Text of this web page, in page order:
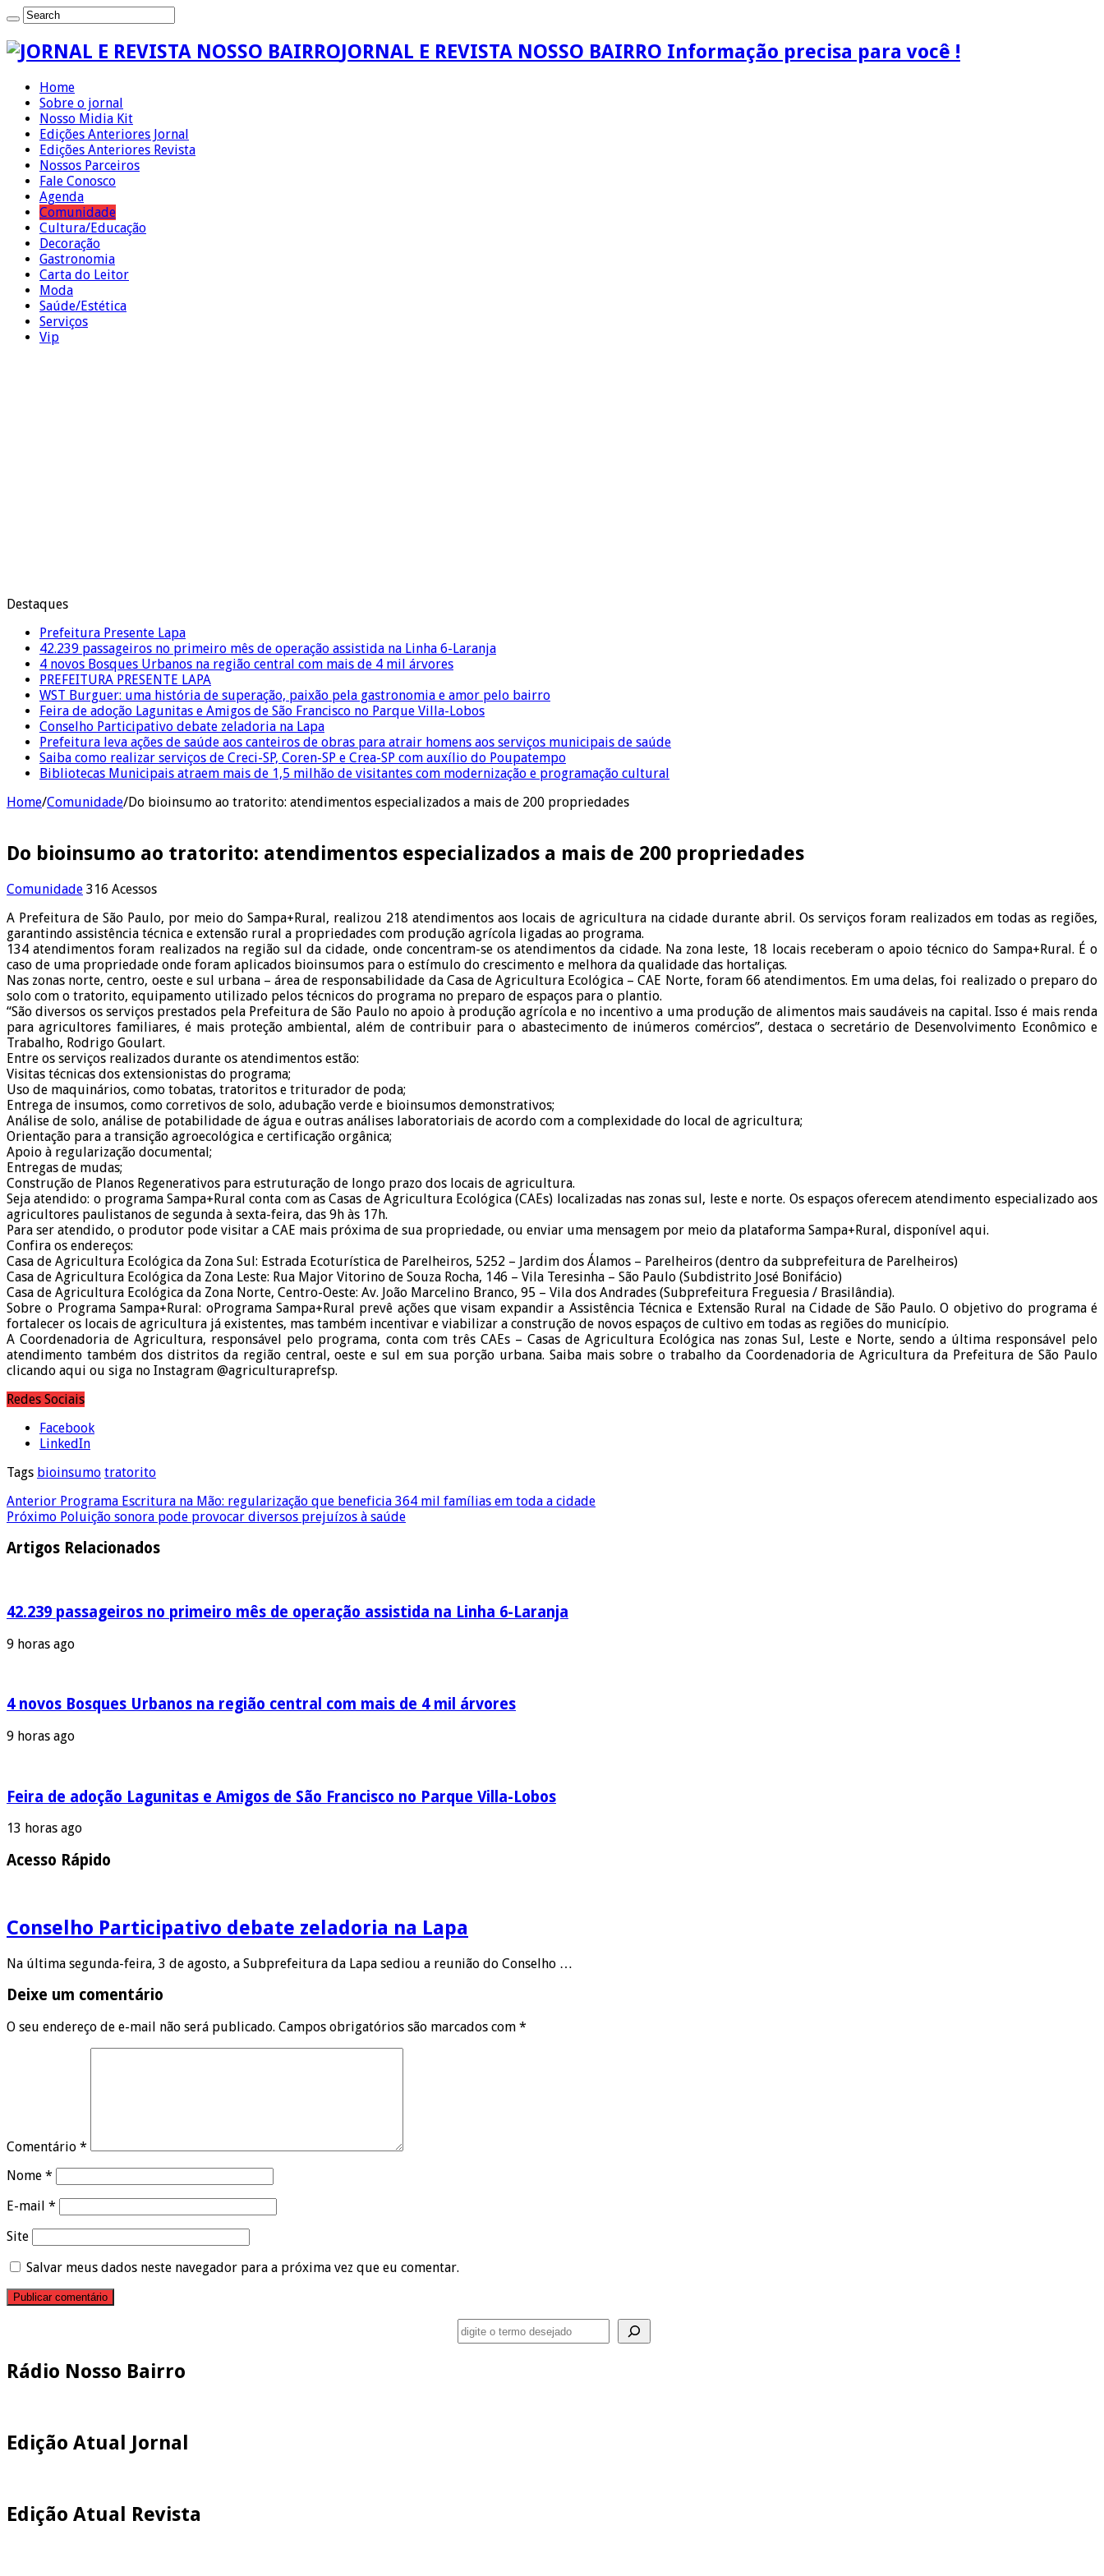
JORNAL E REVISTA NOSSO BAIRRO Informação precisa para você !
Home
Sobre o jornal
Nosso Midia Kit
Edições Anteriores Jornal
Edições Anteriores Revista
Nossos Parceiros
Fale Conosco
Agenda
Comunidade
Cultura/Educação
Decoração
Gastronomia
Carta do Leitor
Moda
Saúde/Estética
Serviços
Vip
Destaques
Prefeitura Presente Lapa
42.239 passageiros no primeiro mês de operação assistida na Linha 6-Laranja
4 novos Bosques Urbanos na região central com mais de 4 mil árvores
PREFEITURA PRESENTE LAPA
WST Burguer: uma história de superação, paixão pela gastronomia e amor pelo bairro
Feira de adoção Lagunitas e Amigos de São Francisco no Parque Villa-Lobos
Conselho Participativo debate zeladoria na Lapa
Prefeitura leva ações de saúde aos canteiros de obras para atrair homens aos serviços municipais de saúde
Saiba como realizar serviços de Creci-SP, Coren-SP e Crea-SP com auxílio do Poupatempo
Bibliotecas Municipais atraem mais de 1,5 milhão de visitantes com modernização e programação cultural
Home/Comunidade/Do bioinsumo ao tratorito: atendimentos especializados a mais de 200 propriedades
Do bioinsumo ao tratorito: atendimentos especializados a mais de 200 propriedades
Comunidade 316 Acessos
A Prefeitura de São Paulo, por meio do Sampa+Rural, realizou 218 atendimentos aos locais de agricultura na cidade durante abril. Os serviços foram realizados em todas as regiões,
garantindo assistência técnica e extensão rural a propriedades com produção agrícola ligadas ao programa.
134 atendimentos foram realizados na região sul da cidade, onde concentram-se os atendimentos da cidade. Na zona leste, 18 locais receberam o apoio técnico do Sampa+Rural. É o
caso de uma propriedade onde foram aplicados bioinsumos para o estímulo do crescimento e melhora da qualidade das hortaliças.
Nas zonas norte, centro, oeste e sul urbana – área de responsabilidade da Casa de Agricultura Ecológica – CAE Norte, foram 66 atendimentos. Em uma delas, foi realizado o preparo do
solo com o tratorito, equipamento utilizado pelos técnicos do programa no preparo de espaços para o plantio.
“São diversos os serviços prestados pela Prefeitura de São Paulo no apoio à produção agrícola e no incentivo a uma produção de alimentos mais saudáveis na capital. Isso é mais renda
para agricultores familiares, é mais proteção ambiental, além de contribuir para o abastecimento de inúmeros comércios”, destaca o secretário de Desenvolvimento Econômico e
Trabalho, Rodrigo Goulart.
Entre os serviços realizados durante os atendimentos estão:
Visitas técnicas dos extensionistas do programa;
Uso de maquinários, como tobatas, tratoritos e triturador de poda;
Entrega de insumos, como corretivos de solo, adubação verde e bioinsumos demonstrativos;
Análise de solo, análise de potabilidade de água e outras análises laboratoriais de acordo com a complexidade do local de agricultura;
Orientação para a transição agroecológica e certificação orgânica;
Apoio à regularização documental;
Entregas de mudas;
Construção de Planos Regenerativos para estruturação de longo prazo dos locais de agricultura.
Seja atendido: o programa Sampa+Rural conta com as Casas de Agricultura Ecológica (CAEs) localizadas nas zonas sul, leste e norte. Os espaços oferecem atendimento especializado aos
agricultores paulistanos de segunda à sexta-feira, das 9h às 17h.
Para ser atendido, o produtor pode visitar a CAE mais próxima de sua propriedade, ou enviar uma mensagem por meio da plataforma Sampa+Rural, disponível aqui.
Confira os endereços:
Casa de Agricultura Ecológica da Zona Sul: Estrada Ecoturística de Parelheiros, 5252 – Jardim dos Álamos – Parelheiros (dentro da subprefeitura de Parelheiros)
Casa de Agricultura Ecológica da Zona Leste: Rua Major Vitorino de Souza Rocha, 146 – Vila Teresinha – São Paulo (Subdistrito José Bonifácio)
Casa de Agricultura Ecológica da Zona Norte, Centro-Oeste: Av. João Marcelino Branco, 95 – Vila dos Andrades (Subprefeitura Freguesia / Brasilândia).
Sobre o Programa Sampa+Rural: oPrograma Sampa+Rural prevê ações que visam expandir a Assistência Técnica e Extensão Rural na Cidade de São Paulo. O objetivo do programa é
fortalecer os locais de agricultura já existentes, mas também incentivar e viabilizar a construção de novos espaços de cultivo em todas as regiões do município.
A Coordenadoria de Agricultura, responsável pelo programa, conta com três CAEs – Casas de Agricultura Ecológica nas zonas Sul, Leste e Norte, sendo a última responsável pelo
atendimento também dos distritos da região central, oeste e sul em sua porção urbana. Saiba mais sobre o trabalho da Coordenadoria de Agricultura da Prefeitura de São Paulo
clicando aqui ou siga no Instagram @agriculturaprefsp.
Redes Sociais
Facebook
LinkedIn
Tags bioinsumo tratorito
Anterior Programa Escritura na Mão: regularização que beneficia 364 mil famílias em toda a cidade
Próximo Poluição sonora pode provocar diversos prejuízos à saúde
Artigos Relacionados
42.239 passageiros no primeiro mês de operação assistida na Linha 6-Laranja
9 horas ago
4 novos Bosques Urbanos na região central com mais de 4 mil árvores
9 horas ago
Feira de adoção Lagunitas e Amigos de São Francisco no Parque Villa-Lobos
13 horas ago
Acesso Rápido
Conselho Participativo debate zeladoria na Lapa
Na última segunda-feira, 3 de agosto, a Subprefeitura da Lapa sediou a reunião do Conselho …
Deixe um comentário
O seu endereço de e-mail não será publicado. Campos obrigatórios são marcados com *
Comentário *
Nome *
E-mail *
Site
Salvar meus dados neste navegador para a próxima vez que eu comentar.
Rádio Nosso Bairro
Edição Atual Jornal
Edição Atual Revista